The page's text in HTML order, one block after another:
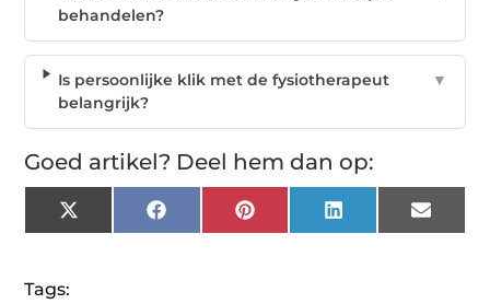
behandelen?
Is persoonlijke klik met de fysiotherapeut
belangrijk?
▼
Goed artikel? Deel hem dan op:
X
(Twitter)
Facebook Pinterest LinkedIn Email
Tags: